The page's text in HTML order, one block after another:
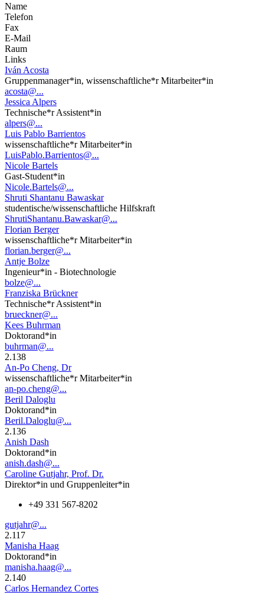
Name
Telefon
Fax
E-Mail
Raum
Links
Iván Acosta
Gruppenmanager*in, wissenschaftliche*r Mitarbeiter*in
acosta@...
Jessica Alpers
Technische*r Assistent*in
alpers@...
Luis Pablo Barrientos
wissenschaftliche*r Mitarbeiter*in
LuisPablo.Barrientos@...
Nicole Bartels
Gast-Student*in
Nicole.Bartels@...
Shruti Shantanu Bawaskar
studentische/wissenschaftliche Hilfskraft
ShrutiShantanu.Bawaskar@...
Florian Berger
wissenschaftliche*r Mitarbeiter*in
florian.berger@...
Antje Bolze
Ingenieur*in - Biotechnologie
bolze@...
Franziska Brückner
Technische*r Assistent*in
brueckner@...
Kees Buhrman
Doktorand*in
buhrman@...
2.138
An-Po Cheng, Dr
wissenschaftliche*r Mitarbeiter*in
an-po.cheng@...
Beril Daloglu
Doktorand*in
Beril.Daloglu@...
2.136
Anish Dash
Doktorand*in
anish.dash@...
Caroline Gutjahr, Prof. Dr.
Direktor*in und Gruppenleiter*in
+49 331 567-8202
gutjahr@...
2.117
Manisha Haag
Doktorand*in
manisha.haag@...
2.140
Carlos Hernandez Cortes